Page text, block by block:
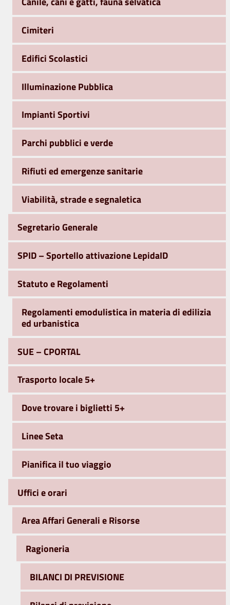
Cimiteri
Edifici Scolastici
Illuminazione Pubblica
Impianti Sportivi
Parchi pubblici e verde
Rifiuti ed emergenze sanitarie
Viabilità, strade e segnaletica
Segretario Generale
SPID – Sportello attivazione LepidaID
Statuto e Regolamenti
Regolamenti emodulistica in materia di edilizia
ed urbanistica
SUE – CPORTAL
Trasporto locale 5+
Dove trovare i biglietti 5+
Linee Seta
Pianifica il tuo viaggio
Uffici e orari
Area Affari Generali e Risorse
Ragioneria
BILANCI DI PREVISIONE